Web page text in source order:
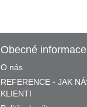
Obecné informace
O nás
REFERENCE - JAK
KLIENTI